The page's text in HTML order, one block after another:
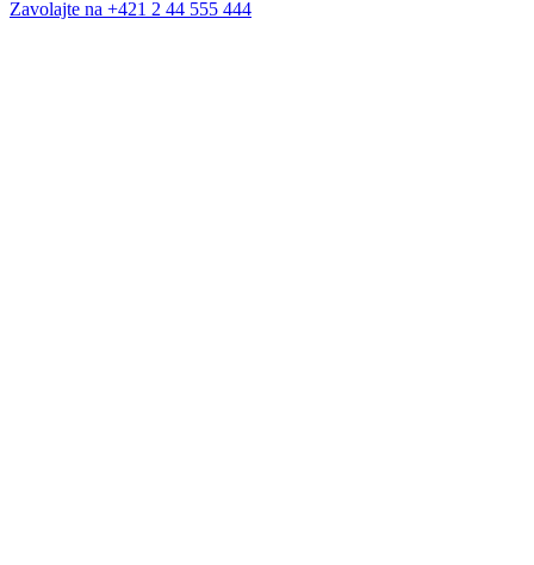
Zavolajte na +421 2 44 555 444